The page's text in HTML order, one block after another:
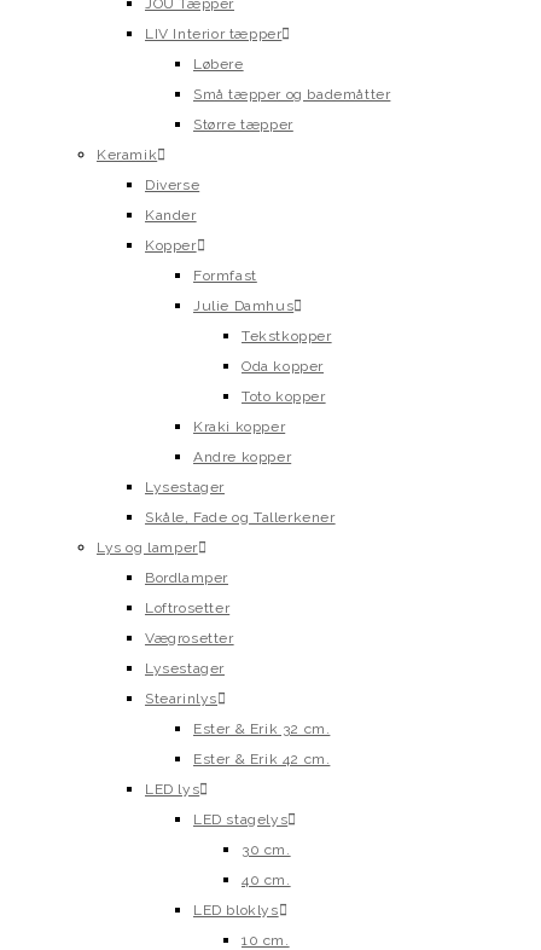
JOU Tæpper
LIV Interior tæpper
Løbere
Små tæpper og bademåtter
Større tæpper
Keramik
Diverse
Kander
Kopper
Formfast
Julie Damhus
Tekstkopper
Oda kopper
Toto kopper
Kraki kopper
Andre kopper
Lysestager
Skåle, Fade og Tallerkener
Lys og lamper
Bordlamper
Loftrosetter
Vægrosetter
Lysestager
Stearinlys
Ester & Erik 32 cm.
Ester & Erik 42 cm.
LED lys
LED stagelys
30 cm.
40 cm.
LED bloklys
10 cm.